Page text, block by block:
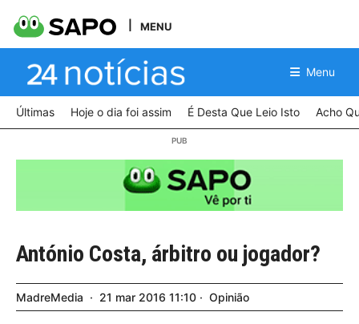
MENU
Menu
Últimas Hoje o dia foi assim É Desta Que Leio Isto Acho
António Costa, árbitro ou jogador?
MadreMedia 21 mar 2016 11:10 Opinião